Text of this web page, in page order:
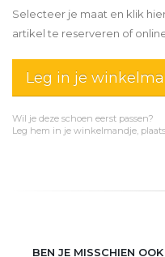
Selecteer je maat en klik
artikel te reserveren of
Leg in je
Wil je deze schoen eerst passen?
Leg hem in je winkelmandje,
BEN JE MISSCHIEN